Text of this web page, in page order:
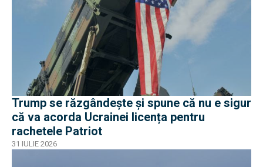
Trump se răzgândește și spune că nu e sigur
că va acorda Ucrainei licența pentru
rachetele Patriot
31 IULIE 2026